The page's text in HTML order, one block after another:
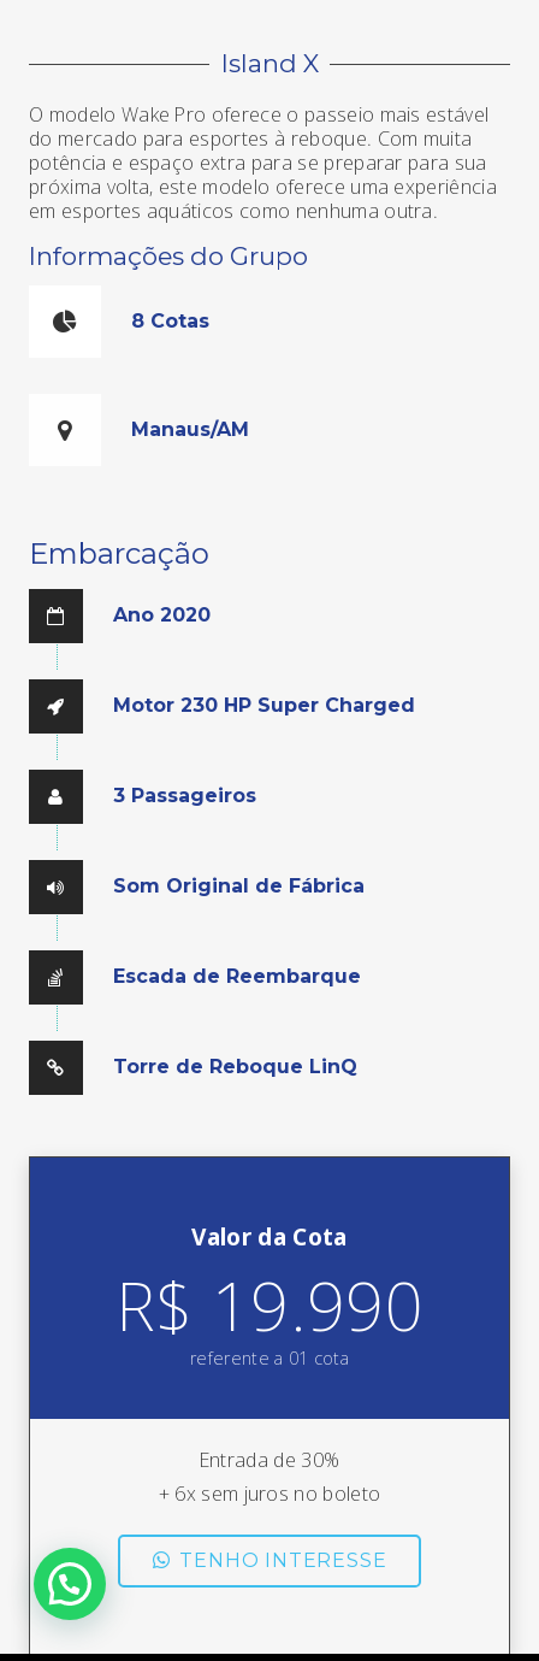
Island X
O modelo Wake Pro oferece o passeio mais estável
do mercado para esportes à reboque. Com muita
potência e espaço extra para se preparar para sua
próxima volta, este modelo oferece uma experiência
em esportes aquáticos como nenhuma outra.
Informações do Grupo
8 Cotas
Manaus/AM
Embarcação
Ano 2020
Motor 230 HP Super Charged
3 Passageiros
Som Original de Fábrica
Escada de Reembarque
Torre de Reboque LinQ
Valor da Cota
R$ 19.990
referente a 01 cota
Entrada de 30%
+ 6x sem juros no boleto
TENHO INTERESSE